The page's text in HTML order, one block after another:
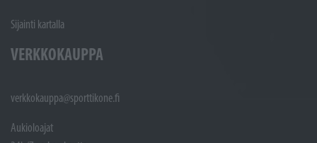
Sijainti kartalla
VERKKOKAUPPA
verkkokauppa@sporttikone.fi
Aukioloajat